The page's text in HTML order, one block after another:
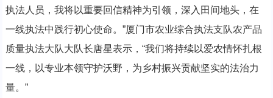
执法人员，我将以重要回信精神为引领，深入田间地头，在
一线执法中践行初心使命。”厦门市农业综合执法支队农产品
质量执法大队大队长唐星表示，“我们将持续以爱农情怀扎根
一线，以专业本领守护沃野，为乡村振兴贡献坚实的法治力
量。”